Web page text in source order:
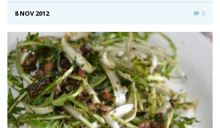
8 NOV 2012 5